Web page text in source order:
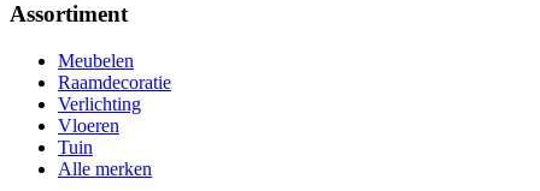
Assortiment
Meubelen
Raamdecoratie
Verlichting
Vloeren
Tuin
Alle merken